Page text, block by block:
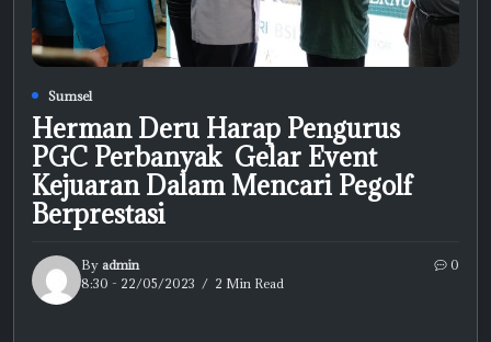
Sumsel
Herman Deru Harap Pengurus
PGC Perbanyak Gelar Event
Kejuaran Dalam Mencari Pegolf
Berprestasi
By admin
8:30 - 22/05/2023
2 Min Read
0